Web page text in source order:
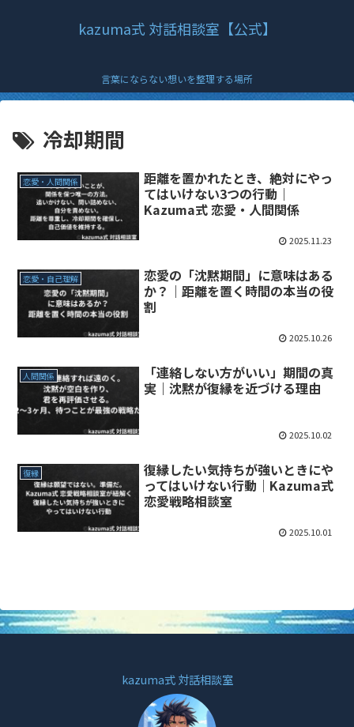
kazuma式 対話相談室【公式】
言葉にならない想いを整理する場所
冷却期間
恋愛・人間関係
距離を置かれたとき、絶対にやっ
てはいけない3つの行動｜
Kazuma式 恋愛・人間関係
2025.11.23
恋愛・自己理解
恋愛の「沈黙期間」に意味はある
か？｜距離を置く時間の本当の役
割
2025.10.26
人間関係
「連絡しない方がいい」期間の真
実｜沈黙が復縁を近づける理由
2025.10.02
復縁
復縁したい気持ちが強いときにや
ってはいけない行動｜Kazuma式
恋愛戦略相談室
2025.10.01
kazuma式 対話相談室